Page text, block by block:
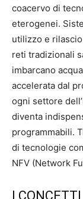
coacervo di
eterogenei.
utilizzo e
reti tradizionali
imbarcano
accelerata dal
ogni settore
diventa
programmabili.
di tecnologie
NFV (Network
I